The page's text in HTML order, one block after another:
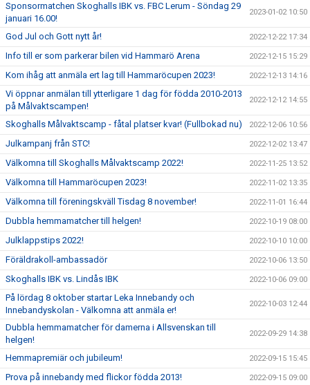
Sponsormatchen Skoghalls IBK vs. FBC Lerum - Söndag 29
januari 16.00!
2023-01-02 10:50
God Jul och Gott nytt år! 2022-12-22 17:34
Info till er som parkerar bilen vid Hammarö Arena 2022-12-15 15:29
Kom ihåg att anmäla ert lag till Hammaröcupen 2023! 2022-12-13 14:16
Vi öppnar anmälan till ytterligare 1 dag för födda 2010-2013
på Målvaktscampen!
2022-12-12 14:55
Skoghalls Målvaktscamp - fåtal platser kvar! (Fullbokad nu) 2022-12-06 10:56
Julkampanj från STC! 2022-12-02 13:47
Välkomna till Skoghalls Målvaktscamp 2022! 2022-11-25 13:52
Välkomna till Hammaröcupen 2023! 2022-11-02 13:35
Välkomna till föreningskväll Tisdag 8 november! 2022-11-01 16:44
Dubbla hemmamatcher till helgen! 2022-10-19 08:00
Julklappstips 2022! 2022-10-10 10:00
Föräldrakoll-ambassadör 2022-10-06 13:50
Skoghalls IBK vs. Lindås IBK 2022-10-06 09:00
På lördag 8 oktober startar Leka Innebandy och
Innebandyskolan - Välkomna att anmäla er!
2022-10-03 12:44
Dubbla hemmamatcher för damerna i Allsvenskan till
helgen!
2022-09-29 14:38
Hemmapremiär och jubileum! 2022-09-15 15:45
Prova på innebandy med flickor födda 2013! 2022-09-15 09:00